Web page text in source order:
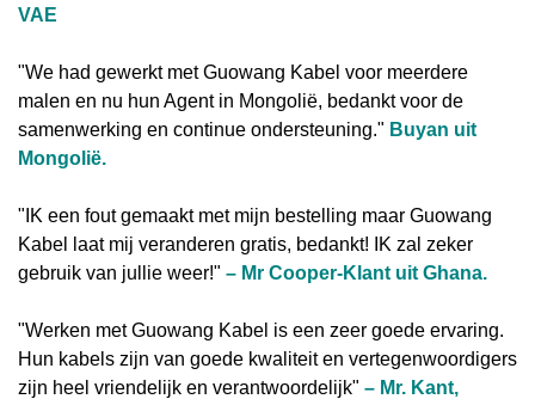
VAE
"We had gewerkt met Guowang Kabel voor meerdere
malen en nu hun Agent in Mongolië, bedankt voor de
samenwerking en continue ondersteuning." Buyan uit
Mongolië.
"IK een fout gemaakt met mijn bestelling maar Guowang
Kabel laat mij veranderen gratis, bedankt! IK zal zeker
gebruik van jullie weer!" – Mr Cooper-Klant uit Ghana.
"Werken met Guowang Kabel is een zeer goede ervaring.
Hun kabels zijn van goede kwaliteit en vertegenwoordigers
zijn heel vriendelijk en verantwoordelijk" – Mr. Kant,